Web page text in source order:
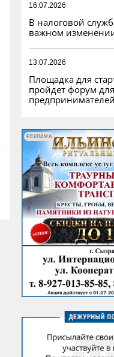
16.07.2026
В налоговой
важном изменении
13.07.2026
Площадка для
пройдет форум
предпринимателей
РЕКЛАМА